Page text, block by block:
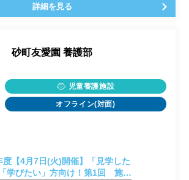
詳細を見る
砂町友愛園 養護部
児童養護施設
オフライン(対面)
度【4月7日(火)開催】「見学した
学びたい」方向け！第1回 施設